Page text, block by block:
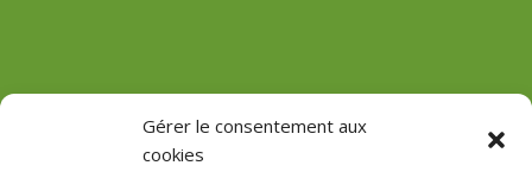
Gérer le consentement aux
cookies
GPS : 47.184471755485816, 3.618713022912785